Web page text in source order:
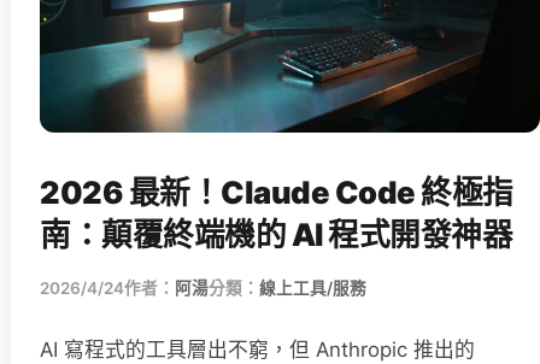
2026 最新！Claude Code 終極指
南：顛覆終端機的 AI 程式開發神器
2026/4/24作者： 阿湯分類： 線上工具/服務
AI 寫程式的工具層出不窮，但 Anthropic 推出的